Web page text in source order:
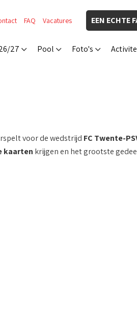
EEN ECHTE
FAQ Vacatures
27 Pool Foto's
voor de wedstrijd FC Twente-
kaarten krijgen en het grootste